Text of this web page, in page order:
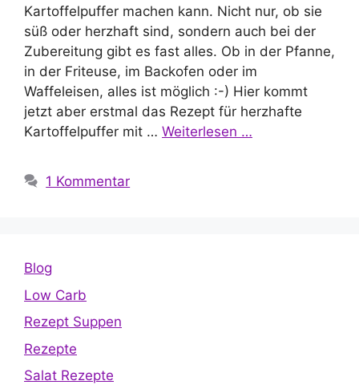
Kartoffelpuffer machen kann. Nicht nur, ob sie
süß oder herzhaft sind, sondern auch bei der
Zubereitung gibt es fast alles. Ob in der Pfanne,
in der Friteuse, im Backofen oder im
Waffeleisen, alles ist möglich :-) Hier kommt
jetzt aber erstmal das Rezept für herzhafte
Kartoffelpuffer mit … Weiterlesen …
1 Kommentar
Blog
Low Carb
Rezept Suppen
Rezepte
Salat Rezepte